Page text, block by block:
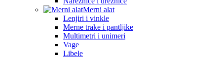
Merni alat
Lenjiri i vinkle
Merne trake i pantljike
Multimetri i unimeri
Vage
Libele